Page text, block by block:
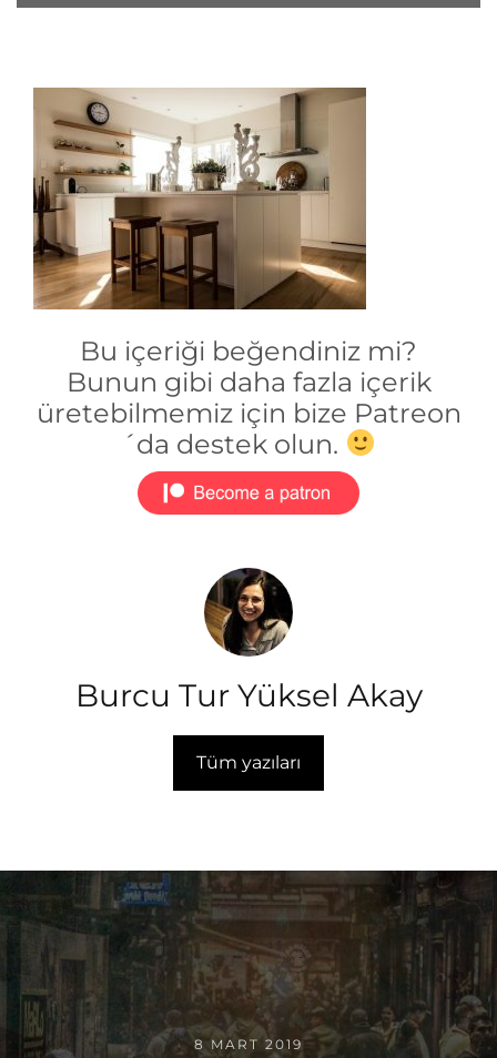
Bu içeriği beğendiniz mi?
Bunun gibi daha fazla içerik
üretebilmemiz için bize Patreon
´da destek olun.
Burcu Tur Yüksel Akay
Tüm yazıları
8 MART 2019